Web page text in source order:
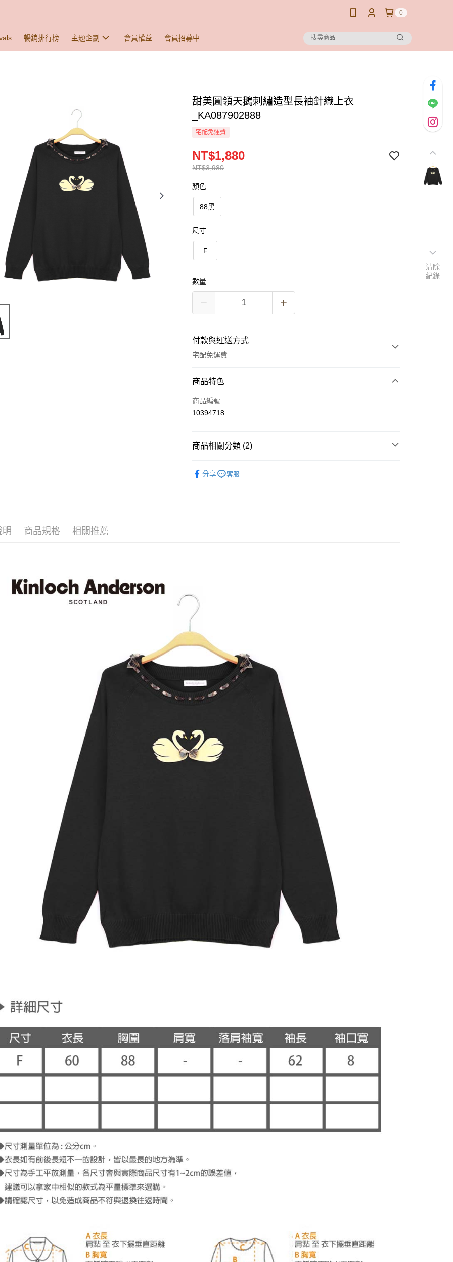
0
暢銷排行榜 主題企劃 會員權益 會員招募中
甜美圓領天鵝刺繡造型長袖針織上衣
_KA087902888
宅配免運費
NT$3,980
NT$1,880
顏色
88黑
尺寸
F
數量
付款與運送方式
宅配免運費
付款方式
信用卡一次付款
悠遊付
宅配
商品特色
商品編號
10394718
商品相關分類 (2)
分享 客服
明 商品規格 相關推薦
清除
紀錄